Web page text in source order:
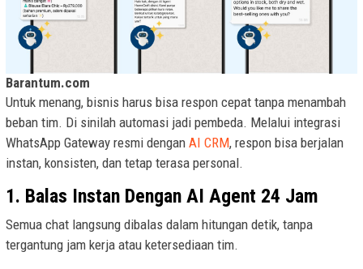
Barantum.com
Untuk menang, bisnis harus bisa respon cepat tanpa menambah
beban tim. Di sinilah automasi jadi pembeda. Melalui integrasi
WhatsApp Gateway resmi dengan AI CRM, respon bisa berjalan
instan, konsisten, dan tetap terasa personal.
1. Balas Instan Dengan AI Agent 24 Jam
Semua chat langsung dibalas dalam hitungan detik, tanpa
tergantung jam kerja atau ketersediaan tim.